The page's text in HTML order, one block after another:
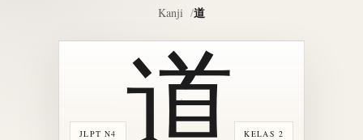
Kanji 道
JLPT N4 KELAS 2
道